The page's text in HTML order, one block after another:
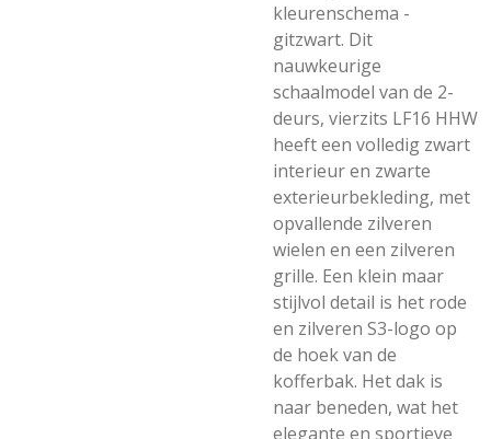
kleurenschema -
gitzwart. Dit
nauwkeurige
schaalmodel van de 2-
deurs, vierzits LF16 HHW
heeft een volledig zwart
interieur en zwarte
exterieurbekleding, met
opvallende zilveren
wielen en een zilveren
grille. Een klein maar
stijlvol detail is het rode
en zilveren S3-logo op
de hoek van de
kofferbak. Het dak is
naar beneden, wat het
elegante en sportieve